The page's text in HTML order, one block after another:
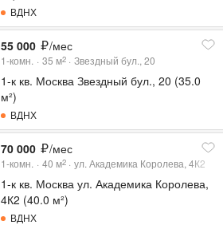
ВДНХ
55 000 /мес
1-комн. 35 м2 Звездный бул., 20
1-к кв. Москва Звездный бул., 20 (35.0
м²)
ВДНХ
70 000 /мес
1-комн. 40 м2 ул. Академика Королева, 4К2
1-к кв. Москва ул. Академика Королева,
4К2 (40.0 м²)
ВДНХ